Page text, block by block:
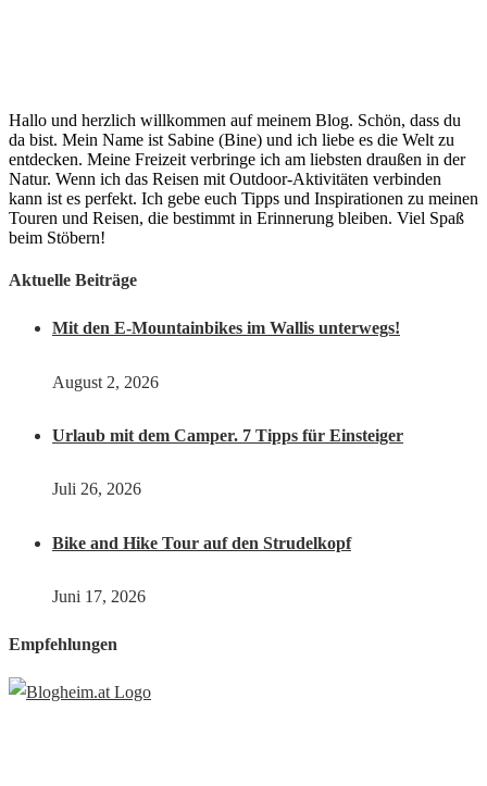
Hallo und herzlich willkommen auf meinem Blog. Schön, dass du
da bist. Mein Name ist Sabine (Bine) und ich liebe es die Welt zu
entdecken. Meine Freizeit verbringe ich am liebsten draußen in der
Natur. Wenn ich das Reisen mit Outdoor-Aktivitäten verbinden
kann ist es perfekt. Ich gebe euch Tipps und Inspirationen zu meinen
Touren und Reisen, die bestimmt in Erinnerung bleiben. Viel Spaß
beim Stöbern!
Aktuelle Beiträge
Mit den E-Mountainbikes im Wallis unterwegs!
August 2, 2026
Urlaub mit dem Camper. 7 Tipps für Einsteiger
Juli 26, 2026
Bike and Hike Tour auf den Strudelkopf
Juni 17, 2026
Empfehlungen